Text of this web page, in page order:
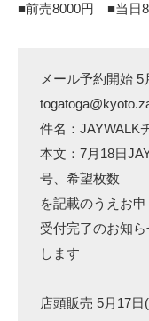
■前売8000円 ■当日
メール予約開始
件名：JAYWALK
本文：7月18日
号、希望枚数
を記載のうえお申
受付完了のお知
します
店頭販売 5月17